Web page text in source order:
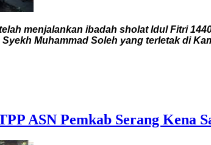
menjalankan ibadah sholat Idul Fitri
Muhammad Soleh yang terletak di
ASN Pemkab Serang Kena